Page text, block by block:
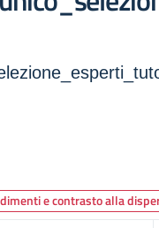
e contrasto alla